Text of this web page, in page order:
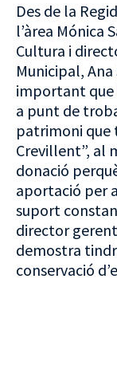
Des de la
l’àrea Mónica
Cultura i
Municipal,
important que
a punt de
patrimoni que
Crevillent”, al
donació
aportació per
suport
director
demostra
conservació